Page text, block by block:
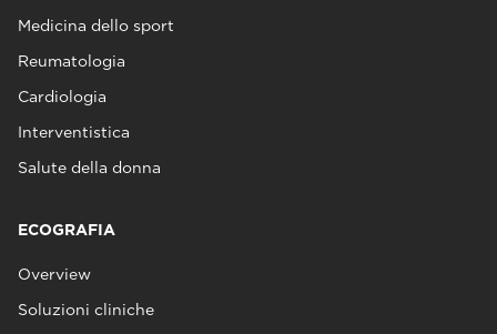
Medicina dello sport
Reumatologia
Cardiologia
Interventistica
Salute della donna
ECOGRAFIA
Overview
Soluzioni cliniche